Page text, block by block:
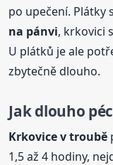
po upečení. Plátky
na pánvi, krkovici
U plátků je ale
zbytečně dlouho.
Jak dlouho
Krkovice v troubě
1,5 až 4 hodiny,